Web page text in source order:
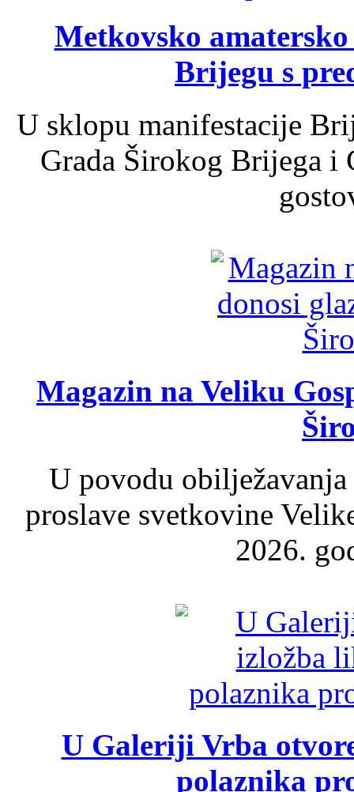
Metkovsko
Brijegu s
U sklopu manifestacije
Grada Širokog Brijega
Magazin na Veliku
U povodu
proslave svetkovine
2026.
U Galeriji Vrba
polaznika